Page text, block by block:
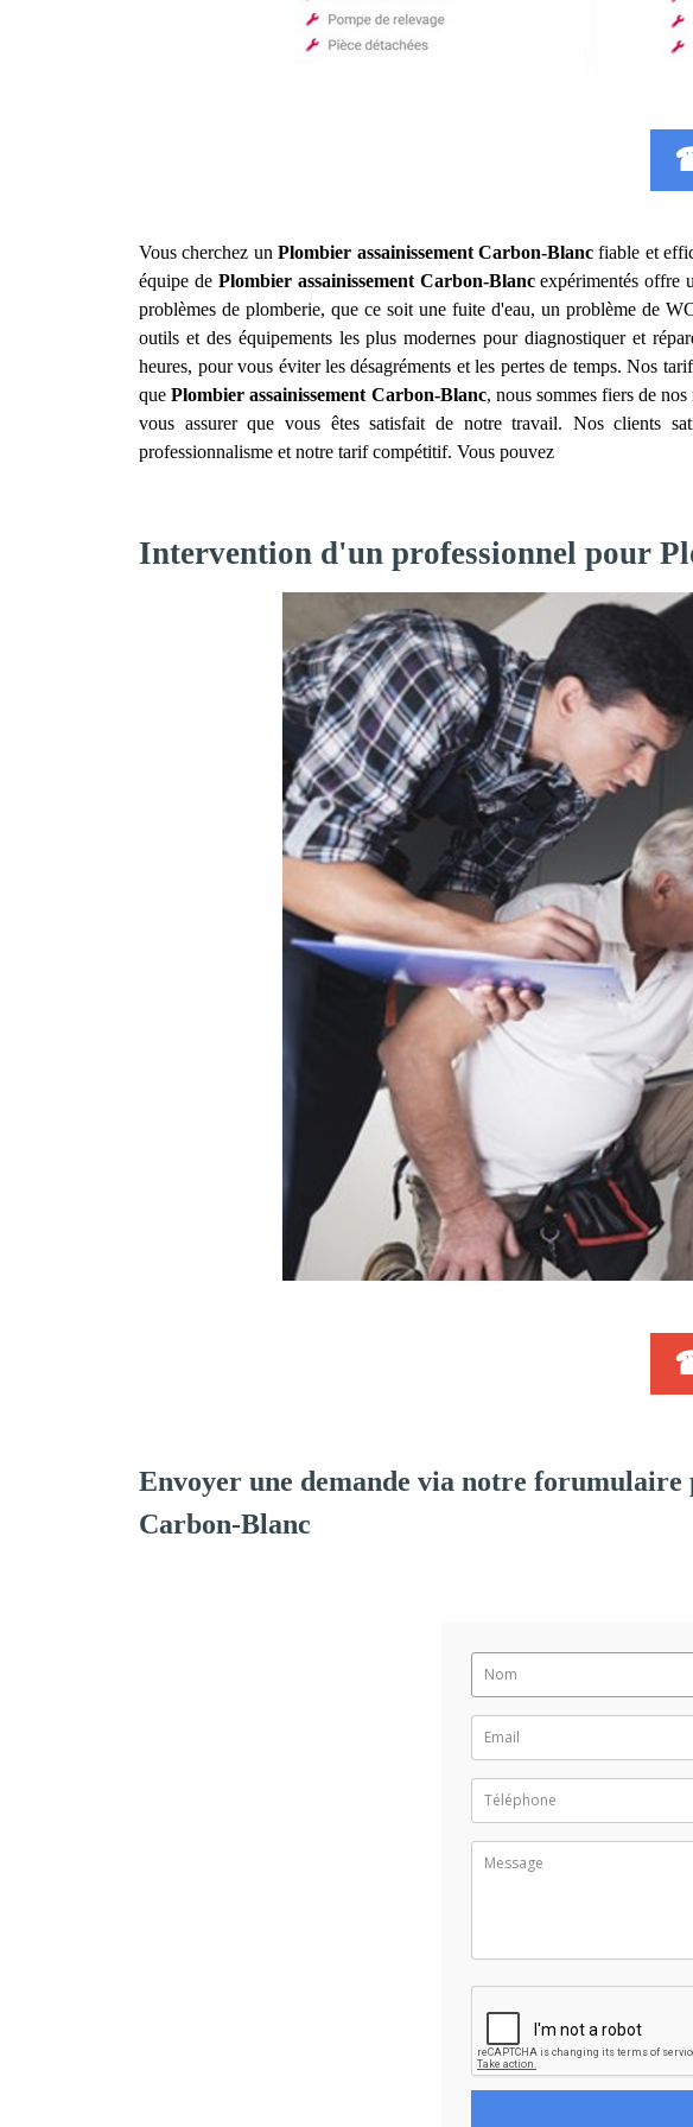
Vous cherchez unPlombier assainissement Carbon-Blancfiable et
équipe de Plombier assainissement Carbon-Blancexpérimentés offre
problèmes de plomberie, que ce soit une fuite d'eau, un problème de
outils et des équipements les plus modernes pour diagnostiquer et
heures, pour vous éviter les désagréments et les pertes de temps. Nos
quePlombier assainissement Carbon-Blanc, nous sommes fiers de
vous assurer que vous êtes satisfait de notre travail. Nos clients
professionnalisme et notre tarif compétitif. Vous pouvez
Intervention d'un professionnel pour
Envoyer une demande via notre
Carbon-Blanc